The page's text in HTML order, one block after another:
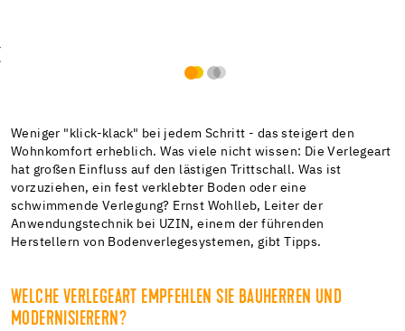
Weniger "klick-klack" bei jedem Schritt - das steigert den
Wohnkomfort erheblich. Was viele nicht wissen: Die Verlegeart
hat großen Einfluss auf den lästigen Trittschall. Was ist
vorzuziehen, ein fest verklebter Boden oder eine
schwimmende Verlegung? Ernst Wohlleb, Leiter der
Anwendungstechnik bei UZIN, einem der führenden
Herstellern von Bodenverlegesystemen, gibt Tipps.
WELCHE VERLEGEART EMPFEHLEN SIE BAUHERREN UND
MODERNISIERERN?